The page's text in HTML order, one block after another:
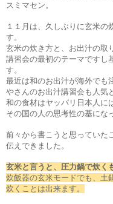
スミマセン。
１１月は、久しぶりに玄米の
す。
玄米の炊き方と、お出汁の取
講習会の最初のテーマですし
す。
最近は和のお出汁が海外でも
やさんのお出汁講習会も人気
和の食材はヤッパリ日本人に
その国の人の思考性の基にな
前々から書こうと思っていた
伝えできました。
玄米と言うと、圧力鍋で炊く
炊飯器の玄米モードでも、土
炊くことは出来ます。